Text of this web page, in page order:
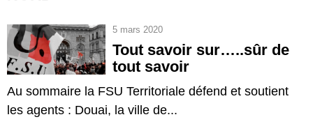
5 mars 2020
Tout savoir sur…..sûr de
tout savoir
Au sommaire la FSU Territoriale défend et soutient
les agents : Douai, la ville de...